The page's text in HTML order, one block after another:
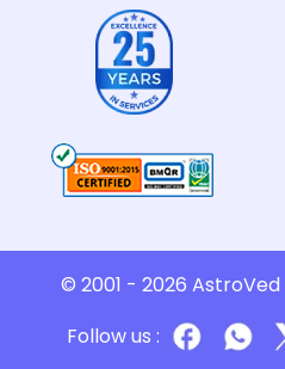
© 2001 - 2026 AstroVed
Follow us :